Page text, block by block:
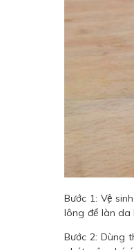
Bước 1: Vệ
lông để làn da
Bước 2: Dùng